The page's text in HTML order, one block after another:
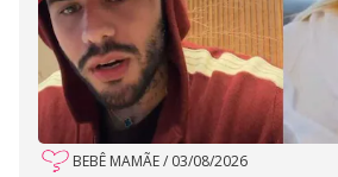
BEBÊ MAMÃE/ 03/08/2026